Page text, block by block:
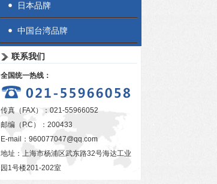
日本品牌
中国台湾品牌
联系我们
全国统一热线：
传真（FAX）：021-55966052
邮编（P.C）：200433
E-mail： 960077047@qq.com
地址：上海市杨浦区武东路32号海达工业
园1号楼201-202室